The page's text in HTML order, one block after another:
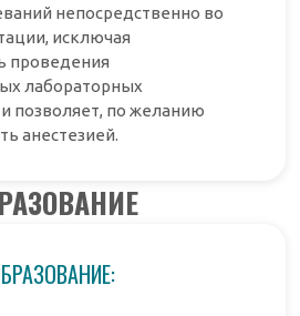
непосредственно во
исключая
проведения
лабораторных
позволяет, по желанию
анестезией.